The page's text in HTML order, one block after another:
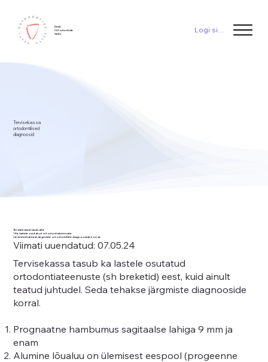
Eesti
Ortodontide
Selts
Logi sisse
Tervisekassa tasub alla
19a. lastele osutatud ortodontiateenuste
(sh breketid) eest järgmiste ortodontiliste diagnooside korral:
Viimati uuendatud: 07.05.24
Tervisekassa tasub ka lastele osutatud
ortodontiateenuste (sh breketid) eest, kuid ainult
teatud juhtudel. Seda tehakse järgmiste diagnooside
korral.
Prognaatne hambumus sagitaalse lahiga 9 mm ja
enam
Alumine lõualuu on ülemisest eespool (progeenne
Tervisekassa
ortodontilised
diagnoosid